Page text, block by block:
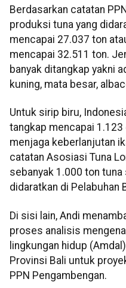
Berdasarkan catatan
produksi tuna yang
mencapai 27.037 ton
mencapai 32.511 ton.
banyak ditangkap yakni
kuning, mata besar,
Untuk sirip biru,
tangkap mencapai
menjaga keberlanjutan
catatan Asosiasi Tuna
sebanyak 1.000 ton
didaratkan di Pelabuhan
Di sisi lain, Andi
proses analisis
lingkungan hidup
Provinsi Bali untuk
PPN Pengambengan.